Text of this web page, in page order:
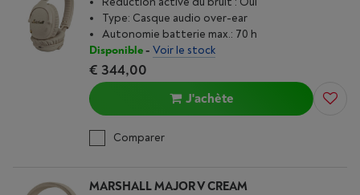
Type: Casque audio over-ear
Autonomie batterie max.: 70 h
Disponible- Voir le stock
€ 344,00
J'achète
Comparer
MARSHALL MAJOR V CREAM